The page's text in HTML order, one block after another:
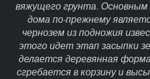
вяжущего грунта.
дома по-прежнему
чернозем из подножия
этого идет этап засыпки
делается деревянная
сгребается в корзину и